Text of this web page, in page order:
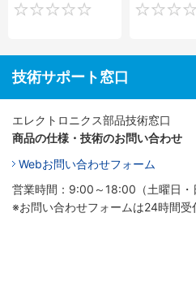
0
技術サポート窓口
エレクトロニクス部品技術窓口
商品の仕様・技術のお問い合わせ
Webお問い合わせフォーム
営業時間：9:00～18:00（土曜日・
※お問い合わせフォームは24時間受